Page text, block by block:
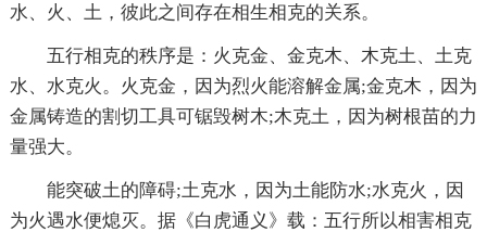
水、火、土，彼此之间存在相生相克的关系。
五行相克的秩序是：火克金、金克木、木克土、土克
水、水克火。火克金，因为烈火能溶解金属;金克木，因为
金属铸造的割切工具可锯毁树木;木克土，因为树根苗的力
量强大。
能突破土的障碍;土克水，因为土能防水;水克火，因
为火遇水便熄灭。据《白虎通义》载：五行所以相害相克